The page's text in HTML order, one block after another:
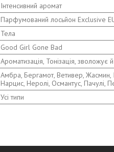
Інтенсивний аромат
Парфумований лосьйон Exclusive
Тела
Good Girl Gone Bad
Ароматизація, Тонізація, зволожує
Амбра, Бергамот, Ветивер, Жасмин,
Нарцис, Неролі, Османтус, Пачулі,
Усі типи